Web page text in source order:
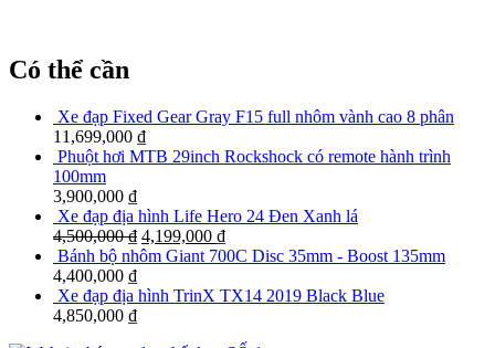
Có thể cần
Xe đạp Fixed Gear Gray F15 full nhôm vành cao 8 phân
11,699,000 ₫
Phuột hơi MTB 29inch Rockshock có remote hành trình
100mm
3,900,000 ₫
Xe đạp địa hình Life Hero 24 Đen Xanh lá
4,500,000₫ 4,199,000 ₫
Bánh bộ nhôm Giant 700C Disc 35mm - Boost 135mm
4,400,000 ₫
Xe đạp địa hình TrinX TX14 2019 Black Blue
4,850,000 ₫